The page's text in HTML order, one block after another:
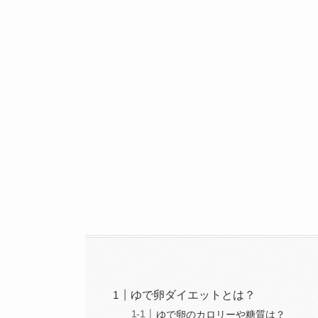
ゆで卵ダイエットとは？
ゆで卵のカロリーや糖質は？